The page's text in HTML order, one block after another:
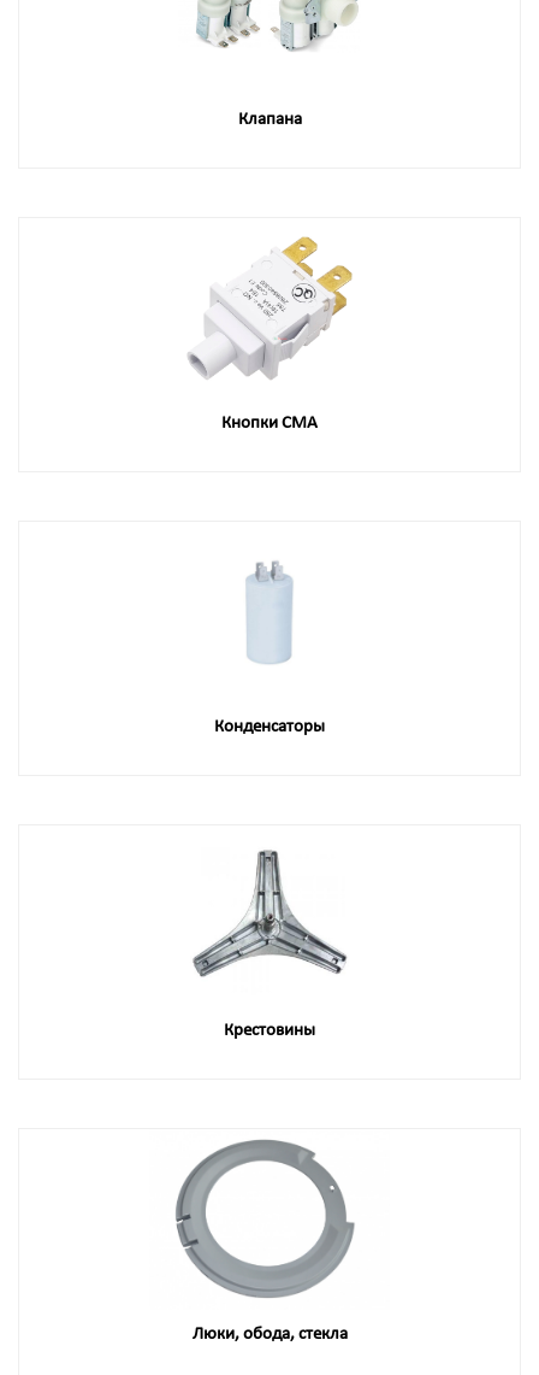
Клапана
Кнопки СМА
Конденсаторы
Крестовины
Люки, обода, стекла